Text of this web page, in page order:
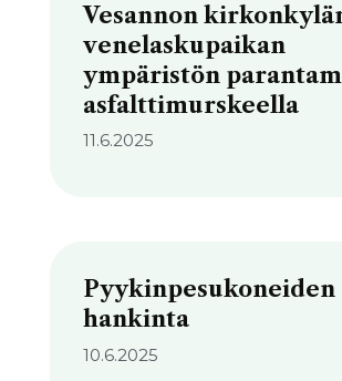
Vesannon
venelaskupaikan
ympäristön
asfalttimurskeella
11.6.2025
Pyykinpesukoneiden
hankinta
10.6.2025